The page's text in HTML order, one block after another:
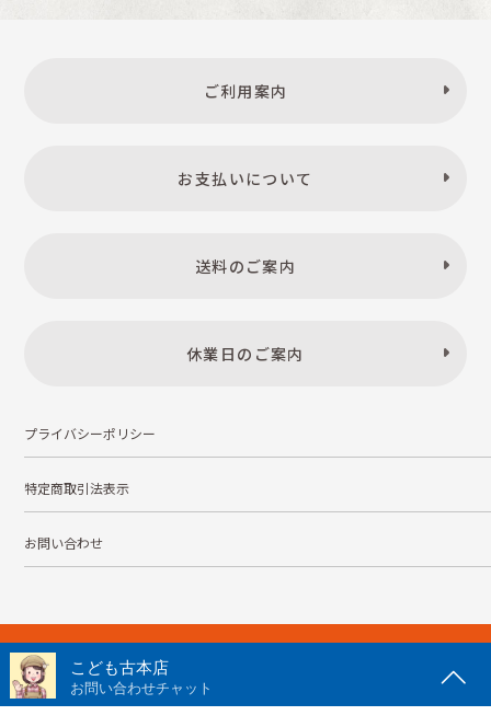
ご利用案内
お支払いについて
送料のご案内
休業日のご案内
プライバシーポリシー
特定商取引法表示
お問い合わせ
© Kodomofuruhonten. all rights reserved.